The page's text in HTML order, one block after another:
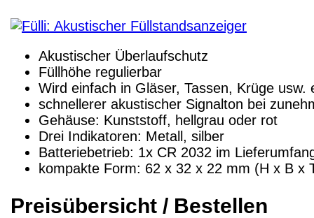
Akustischer Überlaufschutz
Füllhöhe regulierbar
Wird einfach in Gläser, Tassen, Krüge usw.
schnellerer akustischer Signalton bei
Gehäuse: Kunststoff, hellgrau oder rot
Drei Indikatoren: Metall, silber
Batteriebetrieb: 1x CR 2032 im
kompakte Form: 62 x 32 x 22 mm (H x B x
Preisübersicht / Bestellen